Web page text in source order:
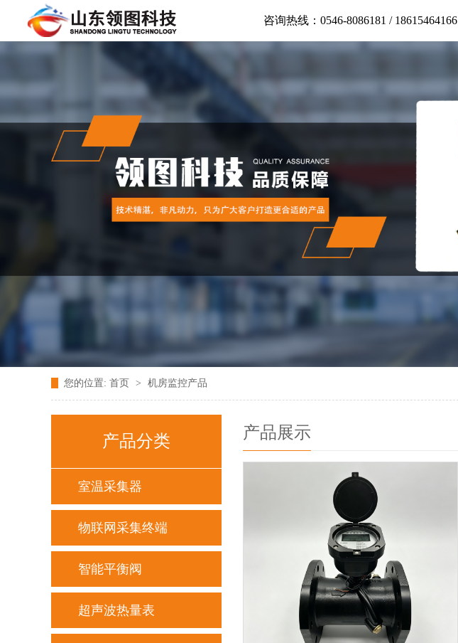
咨询热线：0546-8086181 / 18615464166
您的位置: 首页 > 机房监控产品
产品分类
室温采集器
物联网采集终端
智能平衡阀
超声波热量表
产品展示